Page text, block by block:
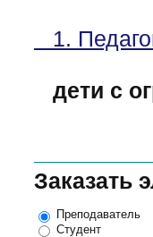
1.
дети с
Заказать
Преподаватель
Студент